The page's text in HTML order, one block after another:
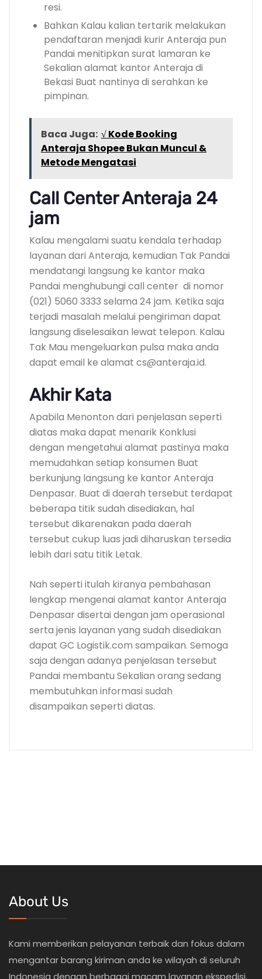
resi.
Bahkan Kalau kalian tertarik melakukan
pendaftaran menjadi kurir Anteraja pun
Pandai menitipkan surat lamaran ke
Sekalian alamat kantor Anteraja di
Bekasi Buat nantinya di serahkan ke
pimpinan.
Baca Juga: √ Kode Booking
Anteraja Shopee Bukan Muncul &
Metode Mengatasi
Call Center Anteraja 24
jam
Kalau mengalami suatu kendala terhadap
layanan dari Anteraja, kemudian Tak Pandai
mendatangi langsung ke kantor maka
Pandai menghubungi call center di nomor
(021) 5060 3333 selama 24 jam. Ketika saja
terjadi masalah melalui pengiriman dapat
langsung diselesaikan lewat telepon. Kalau
Tak Mau mengeluarkan pulsa maka anda
dapat email ke alamat cs@anteraja.id.
Akhir Kata
Apabila Menonton dari penjelasan seperti
diatas maka dapat menarik Konklusi
dengan mengetahui alamat pastinya maka
memudahkan setiap konsumen Buat
berkunjung langsung ke kantor Anteraja
Denpasar. Buat di daerah tersebut terdapat
beberapa titik sudah disediakan, hal
tersebut dikarenakan pada daerah
tersebut cukup luas jadi diharuskan tersedia
lebih dari satu titik Letak.
Nah seperti itulah kiranya pembahasan
lengkap mengenai alamat kantor Anteraja
Denpasar disertai dengan jam operasional
serta jenis layanan yang sudah disediakan
dapat GC Logistik.com sampaikan. Semoga
saja dengan adanya penjelasan tersebut
Pandai membantu Sekalian orang sedang
membutuhkan informasi sudah
disampaikan seperti diatas.
About Us
Kami memberikan pelayanan terbaik dan fokus dalam
mengantar barang kiriman anda ke wilayah di seluruh
Indonesia dengan berbagai macam layanan ekspedisi.